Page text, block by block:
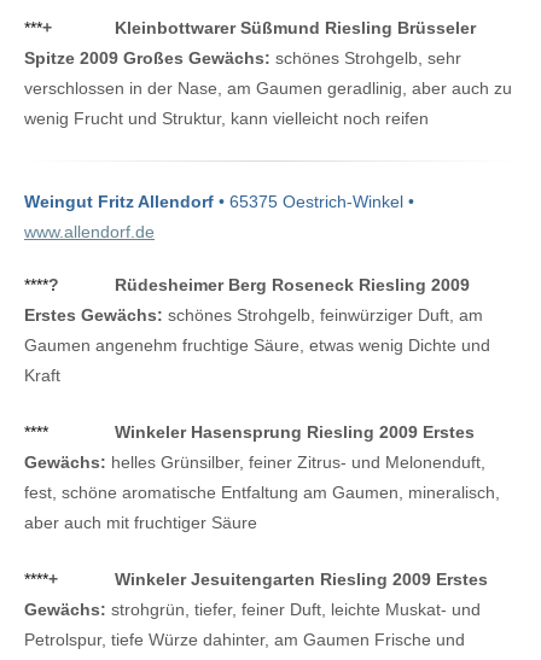
***+
Kleinbottwarer Süßmund Riesling Brüsseler
Spitze 2009 Großes Gewächs: schönes Strohgelb, sehr
verschlossen in der Nase, am Gaumen geradlinig, aber auch zu
wenig Frucht und Struktur, kann vielleicht noch reifen
Weingut Fritz Allendorf • 65375 Oestrich-Winkel •
www.allendorf.de
****?
Rüdesheimer Berg Roseneck Riesling 2009
Erstes Gewächs: schönes Strohgelb, feinwürziger Duft, am
Gaumen angenehm fruchtige Säure, etwas wenig Dichte und
Kraft
****
Winkeler Hasensprung Riesling 2009 Erstes
Gewächs: helles Grünsilber, feiner Zitrus- und Melonenduft,
fest, schöne aromatische Entfaltung am Gaumen, mineralisch,
aber auch mit fruchtiger Säure
****+
Winkeler Jesuitengarten Riesling 2009 Erstes
Gewächs: strohgrün, tiefer, feiner Duft, leichte Muskat- und
Petrolspur, tiefe Würze dahinter, am Gaumen Frische und